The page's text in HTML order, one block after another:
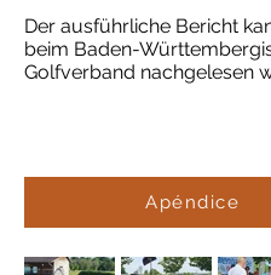
Der ausführliche Bericht
beim Baden-
Golfverband nachgelesen
Apéndice